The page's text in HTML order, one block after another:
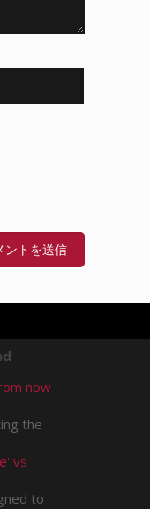
now
the
vs
to